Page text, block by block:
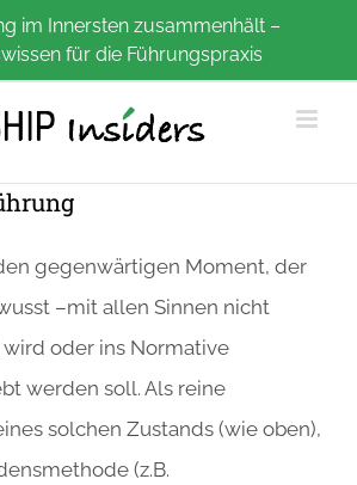
im Innersten zusammenhält –
für die Führungspraxis
gegenwärtigen Moment, der
–mit allen Sinnen nicht
oder ins Normative
werden soll. Als reine
solchen Zustands (wie oben),
(z.B.